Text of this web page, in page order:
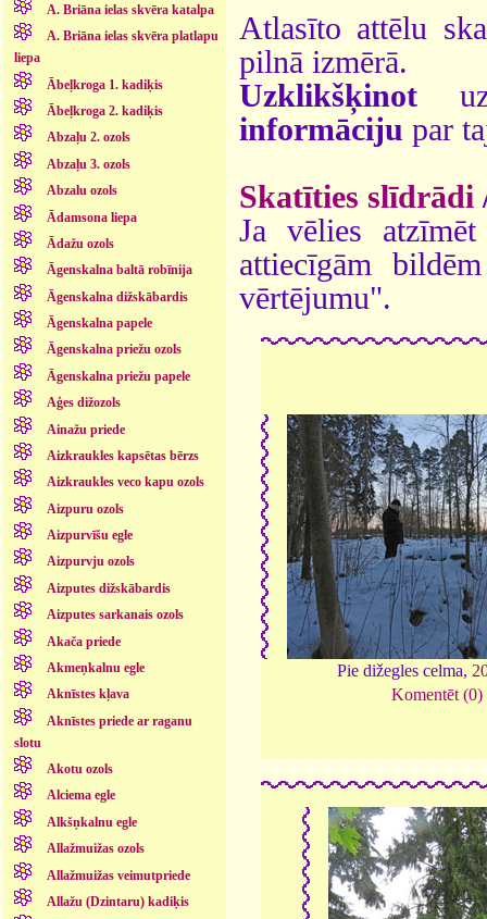
A. Briāna ielas skvēra katalpa
A. Briāna ielas skvēra platlapu
liepa
Ābeļkroga 1. kadiķis
Ābeļkroga 2. kadiķis
Abzaļu 2. ozols
Abzaļu 3. ozols
Abzalu ozols
Ādamsona liepa
Ādažu ozols
Āgenskalna baltā robīnija
Āgenskalna dižskābardis
Āgenskalna papele
Āgenskalna priežu ozols
Āgenskalna priežu papele
Aģes dižozols
Ainažu priede
Aizkraukles kapsētas bērzs
Aizkraukles veco kapu ozols
Aizpuru ozols
Aizpurvīšu egle
Aizpurvju ozols
Aizputes dižskābardis
Aizputes sarkanais ozols
Akača priede
Akmeņkalnu egle
Aknīstes kļava
Aknīstes priede ar raganu
slotu
Akotu ozols
Alciema egle
Alkšņkalnu egle
Allažmuižas ozols
Allažmuižas veimutpriede
Allažu (Dzintaru) kadiķis
Atlasīto attēlu
pilnā izmērā.
Uzklikšķinot
informāciju par
Skatīties slīdrādi
Ja vēlies
attiecīgām
vērtējumu".
Pie dižegles celma,
Komentēt (0)